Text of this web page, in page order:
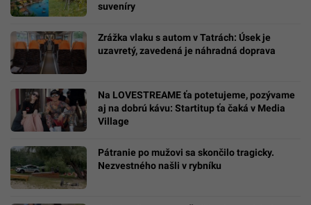
suveníry
Zrážka vlaku s autom v Tatrách: Úsek je
uzavretý, zavedená je náhradná doprava
Na LOVESTREAME ťa potetujeme, pozývame
aj na dobrú kávu: Startitup ťa čaká v Media
Village
Pátranie po mužovi sa skončilo tragicky.
Nezvestného našli v rybníku